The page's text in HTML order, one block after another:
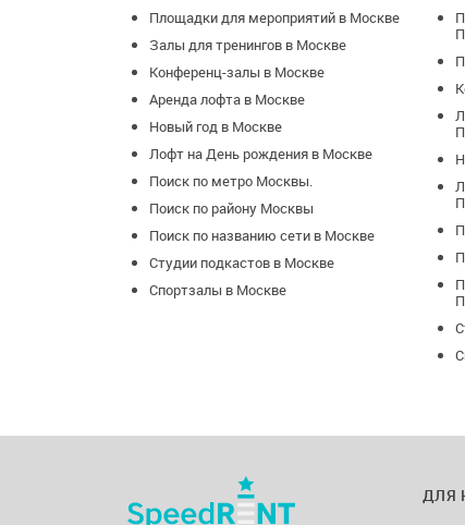
Площадки для мероприятий в Москве
Залы для тренингов в Москве
Конференц-залы в Москве
Аренда лофта в Москве
Новый год в Москве
Лофт на День рождения в Москве
Поиск по метро Москвы.
Поиск по району Москвы
Поиск по названию сети в Москве
Студии подкастов в Москве
Спортзалы в Москве
ДЛЯ